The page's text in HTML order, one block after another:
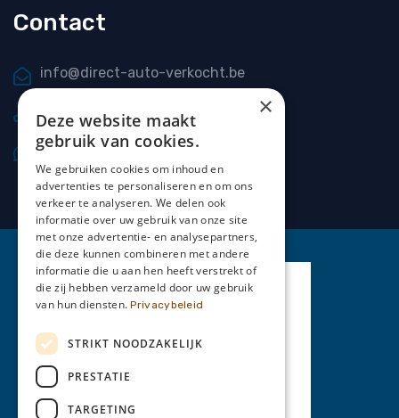
Contact
info@direct-auto-verkocht.be
0477 20 66 69
0477 20 66 69
×
Deze website maakt
gebruik van cookies.
We gebruiken cookies om inhoud en
advertenties te personaliseren en om ons
verkeer te analyseren. We delen ook
informatie over uw gebruik van onze site
met onze advertentie- en analysepartners,
die deze kunnen combineren met andere
informatie die u aan hen heeft verstrekt of
die zij hebben verzameld door uw gebruik
van hun diensten. Privacybeleid
STRIKT NOODZAKELIJK
PRESTATIE
TARGETING